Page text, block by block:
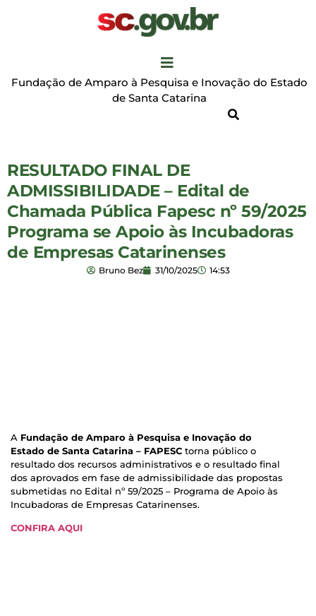
Fundação de Amparo à Pesquisa e Inovação do Estado
de Santa Catarina
RESULTADO FINAL DE
ADMISSIBILIDADE – Edital de
Chamada Pública Fapesc nº 59/2025
Programa se Apoio às Incubadoras
de Empresas Catarinenses
Bruno Bez 31/10/2025 14:53
A Fundação de Amparo à Pesquisa e Inovação do
Estado de Santa Catarina – FAPESC torna público o
resultado dos recursos administrativos e o resultado final
dos aprovados em fase de admissibilidade das propostas
submetidas no Edital nº 59/2025 – Programa de Apoio às
Incubadoras de Empresas Catarinenses.
CONFIRA AQUI